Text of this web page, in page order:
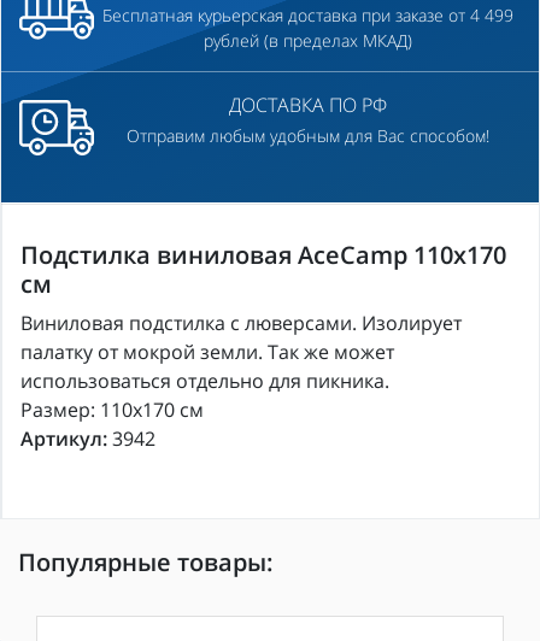
Бесплатная курьерская доставка при заказе от 4 499
рублей (в пределах МКАД)
ДОСТАВКА ПО РФ
Отправим любым удобным для Вас способом!
Подстилка виниловая AceCamp 110x170
см
Виниловая подстилка с люверсами. Изолирует
палатку от мокрой земли. Так же может
использоваться отдельно для пикника.
Размер: 110x170 см
Артикул:3942
Популярные товары: